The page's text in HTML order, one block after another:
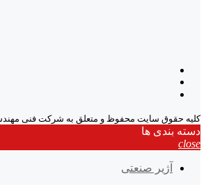
کلیه حقوق سایت محفوظ و متعلق به شرکت فنی
دسته بندی ها
close
آژیر صنعتی